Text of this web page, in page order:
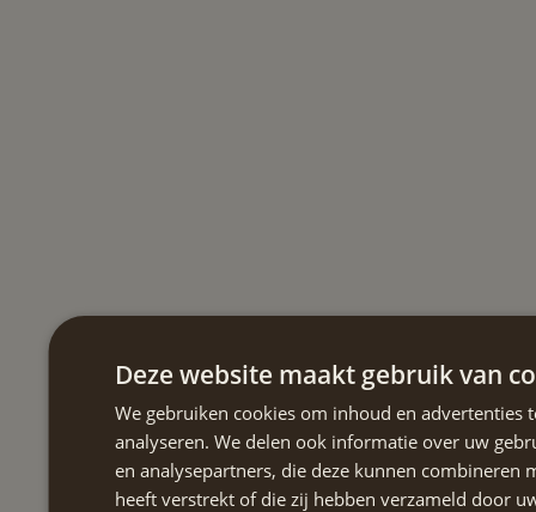
Deze website maakt gebruik van
We gebruiken cookies om inhoud en advertenties
analyseren. We delen ook informatie over uw
en analysepartners, die deze kunnen combineren
heeft verstrekt of die zij hebben verzameld door